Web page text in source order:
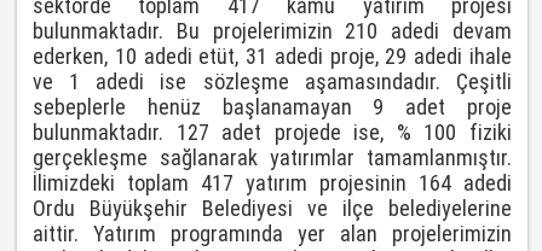
sektörde toplam 417 kamu yatırım projesi
bulunmaktadır. Bu projelerimizin 210 adedi devam
ederken, 10 adedi etüt, 31 adedi proje, 29 adedi ihale
ve 1 adedi ise sözleşme aşamasındadır. Çeşitli
sebeplerle henüz başlanamayan 9 adet proje
bulunmaktadır. 127 adet projede ise, % 100 fiziki
gerçekleşme sağlanarak yatırımlar tamamlanmıştır.
İlimizdeki toplam 417 yatırım projesinin 164 adedi
Ordu Büyükşehir Belediyesi ve ilçe belediyelerine
aittir. Yatırım programında yer alan projelerimizin